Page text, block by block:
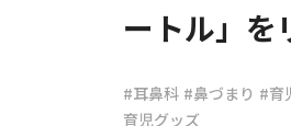
ートル」を
#耳鼻科 #鼻づまり #育
育児グッズ